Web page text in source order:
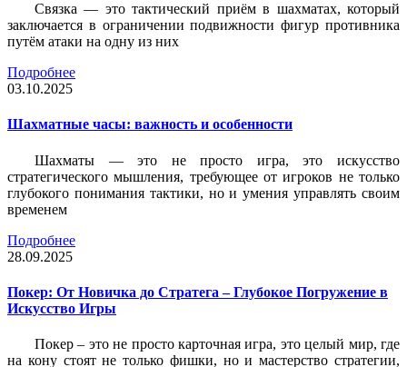
Связка — это тактический приём в шахматах, который
заключается в ограничении подвижности фигур противника
путём атаки на одну из них
Подробнее
03.10.2025
Шахматные часы: важность и особенности
Шахматы — это не просто игра, это искусство
стратегического мышления, требующее от игроков не только
глубокого понимания тактики, но и умения управлять своим
временем
Подробнее
28.09.2025
Покер: От Новичка до Стратега – Глубокое Погружение в
Искусство Игры
Покер – это не просто карточная игра, это целый мир, где
на кону стоят не только фишки, но и мастерство стратегии,